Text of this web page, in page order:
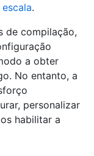
.
de compilação,
a obter
No entanto, a
personalizar
habilitar a